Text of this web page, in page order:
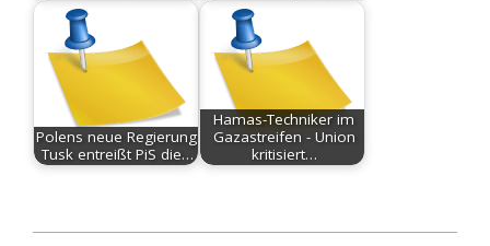
Polens neue Regierung:
Tusk entreißt PiS die…
Hamas-Techniker im
Gazastreifen - Union
kritisiert…